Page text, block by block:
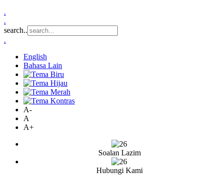
.
.
search..
.
English
Bahasa Lain
A-
A
A+
Soalan Lazim
Hubungi Kami